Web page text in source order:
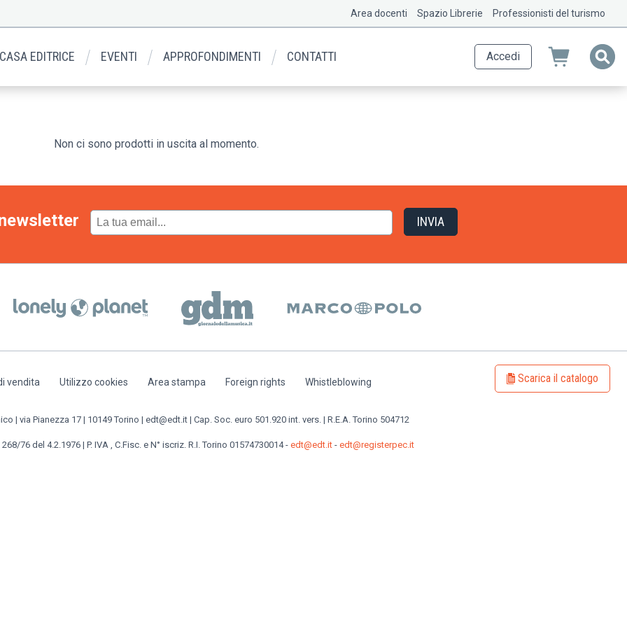
Area docenti Spazio Librerie Professionisti del turismo
EDITRICE EVENTI APPROFONDIMENTI CONTATTI Accedi
Non ci sono prodotti in uscita al momento.
vendita Utilizzo cookies Area stampa Foreign rights Whistleblowing Scarica il catalogo
| via Pianezza 17 | 10149 Torino | edt@edt.it | Cap. Soc. euro 501.920 int. vers. | R.E.A. Torino 504712
76 del 4.2.1976 | P. IVA , C.Fisc. e N° iscriz. R.I. Torino 01574730014 - edt@edt.it- edt@registerpec.it